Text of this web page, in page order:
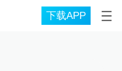
下载APP